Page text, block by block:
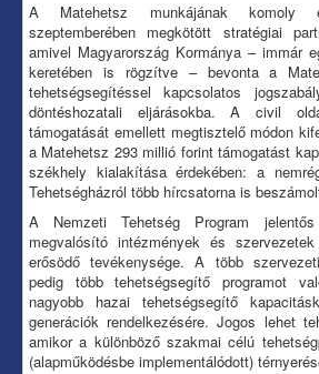
A Matehetsz munkájának komoly
szeptemberében megkötött stratégiai
amivel Magyarország Kormánya – immár
keretében is rögzítve – bevonta a
tehetségsegítéssel kapcsolatos
döntéshozatali eljárásokba. A civil
támogatását emellett megtisztelő módon
a Matehetsz 293 millió forint támogatást
székhely kialakítása érdekében: a
Tehetségházról több hírcsatorna is
A Nemzeti Tehetség Program
megvalósító intézmények és
erősödő tevékenysége. A több
pedig több tehetségsegítő programot
nagyobb hazai tehetségsegítő
generációk rendelkezésére. Jogos lehet
amikor a különböző szakmai célú
(alapműködésbe implementálódott)